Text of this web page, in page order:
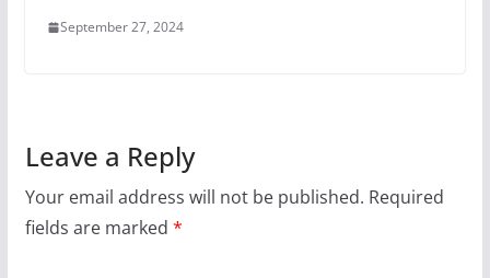
September 27, 2024
Leave a Reply
Your email address will not be published. Required
fields are marked *